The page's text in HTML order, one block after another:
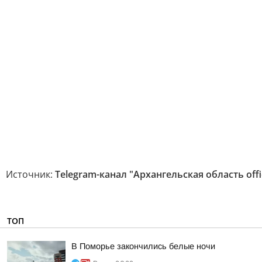
Источник: Telegram-канал "Архангельская область
ТОП
В Поморье закончились белые ночи